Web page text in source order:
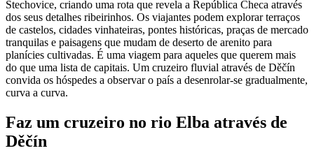
Stechovice, criando uma rota que revela a República Checa através
dos seus detalhes ribeirinhos. Os viajantes podem explorar terraços
de castelos, cidades vinhateiras, pontes históricas, praças de mercado
tranquilas e paisagens que mudam de deserto de arenito para
planícies cultivadas. É uma viagem para aqueles que querem mais
do que uma lista de capitais. Um cruzeiro fluvial através de Děčín
convida os hóspedes a observar o país a desenrolar-se gradualmente,
curva a curva.
Faz um cruzeiro no rio Elba através de
Děčín